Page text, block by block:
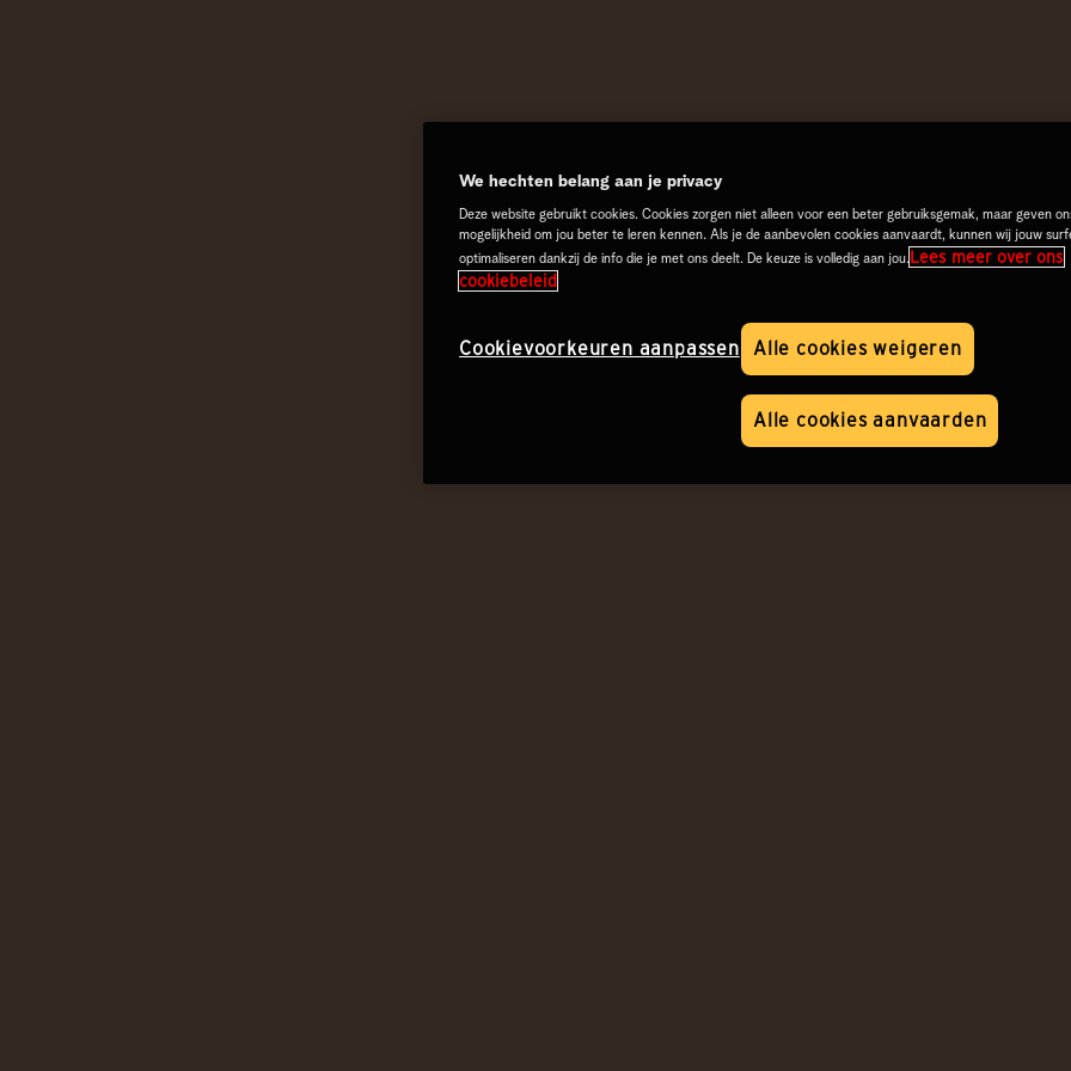
We hechten belang aan je privacy
Deze website gebruikt cookies. Cookies zorgen niet alleen voor een beter gebruiksgemak, maar geven
mogelijkheid om jou beter te leren kennen. Als je de aanbevolen cookies aanvaardt, kunnen wij jouw
optimaliseren dankzij de info die je met ons deelt. De keuze is volledig aan jou.Lees meer over ons
cookiebeleid
Alle cookies weigeren
Alle cookies aanvaarden
Cookievoorkeuren aanpassen